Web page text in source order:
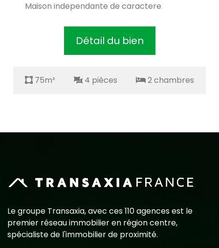
Maison independante de caractere
Détail du bien
75m² 4 pièces 2 chambres
Le groupe Transaxia, avec ces 110 agences est le
premier réseau immobilier en région centre,
spécialiste de l'immobilier de proximité.